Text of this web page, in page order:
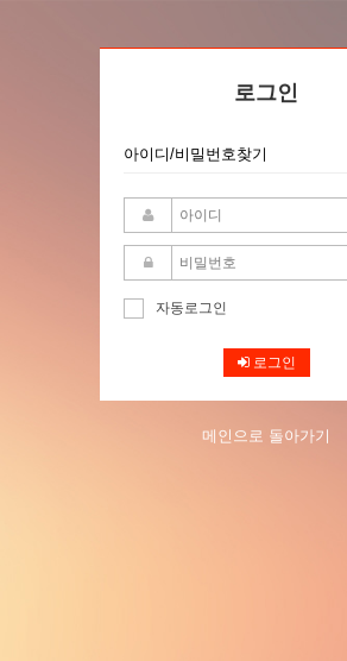
로그인
아이디/비밀번호찾기
자동로그인
로그인
메인으로 돌아가기